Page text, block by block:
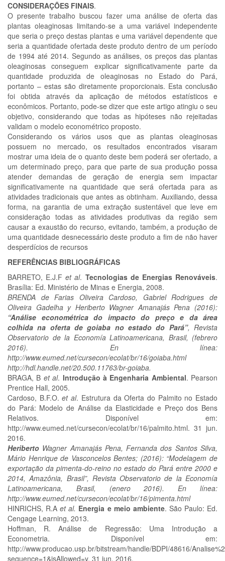
CONSIDERAÇÕES FINAIS.
O presente trabalho buscou fazer uma análise de oferta das
plantas oleaginosas limitando-se a uma variável independente
que seria o preço destas plantas e uma variável dependente que
seria a quantidade ofertada deste produto dentro de um período
de 1994 até 2014. Segundo as análises, os preços das plantas
oleaginosas conseguem explicar significativamente parte da
quantidade produzida de oleaginosas no Estado do Pará,
portanto – estas são diretamente proporcionais. Esta conclusão
foi obtida através da aplicação de métodos estatísticos e
econômicos. Portanto, pode-se dizer que este artigo atingiu o seu
objetivo, considerando que todas as hipóteses não rejeitadas
validam o modelo econométrico proposto.
Considerando os vários usos que as plantas oleaginosas
possuem no mercado, os resultados encontrados visaram
mostrar uma ideia de o quanto deste bem poderá ser ofertado, a
um determinado preço, para que parte de sua produção possa
atender demandas de geração de energia sem impactar
significativamente na quantidade que será ofertada para as
atividades tradicionais que antes as obtinham. Auxiliando, dessa
forma, na garantia de uma extração sustentável que leve em
consideração todas as atividades produtivas da região sem
causar a exaustão do recurso, evitando, também, a produção de
uma quantidade desnecessário deste produto a fim de não haver
desperdícios de recursos
REFERÊNCIAS BIBLIOGRÁFICAS
BARRETO, E.J.Fet al. Tecnologias de Energias Renováveis.
Brasília: Ed. Ministério de Minas e Energia, 2008.
BRENDA de Farias Oliveira Cardoso, Gabriel Rodrigues de
Oliveira Gadelha y Heriberto Wagner Amanajás Pena (2016):
“Análise econométrica do impacto do preço e da área
colhida na oferta de goiaba no estado do Pará”, Revista
Observatorio de la Economía Latinoamericana, Brasil, (febrero
2016). En línea:
http://www.eumed.net/cursecon/ecolat/br/16/goiaba.html
http://hdl.handle.net/20.500.11763/br-goiaba.
BRAGA, B et al. Introdução à Engenharia Ambiental. Pearson
Prentice Hall, 2005.
Cardoso, B.F.O.et al. Estrutura da Oferta do Palmito no Estado
do Pará: Modelo de Análise da Elasticidade e Preço dos Bens
Relativos. Disponível em:
http://www.eumed.net/cursecon/ecolat/br/16/palmito.html. 31 jun.
2016.
Heriberto Wagner Amanajás Pena, Fernanda dos Santos Silva,
Mário Henrique de Vasconcelos Bentes; (2016): “Modelagem de
exportação da pimenta-do-reino no estado do Pará entre 2000 e
2014, Amazônia, Brasil”, Revista Observatorio de la Economía
Latinoamericana, Brasil, (enero 2016). En línea:
http://www.eumed.net/cursecon/ecolat/br/16/pimenta.html
HINRICHS, R.Aet al. Energia e meio ambiente. São Paulo: Ed.
Cengage Learning, 2013.
Hoffman, R. Análise de Regressão: Uma Introdução a
Econometria. Disponível em:
http://www.producao.usp.br/bitstream/handle/BDPI/48616/
sequence=1&isAllowed=y. 31 jun. 2016.